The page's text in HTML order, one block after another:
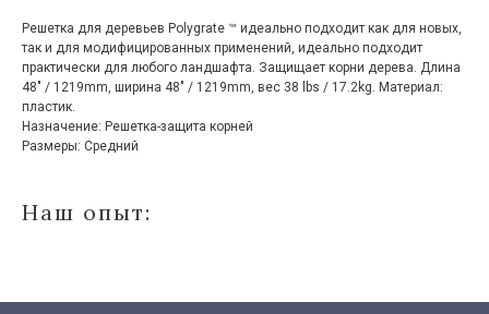
Решетка для деревьев Polygrate ™ идеально подходит как для новых,
так и для модифицированных применений, идеально подходит
практически для любого ландшафта. Защищает корни дерева. Длина
48″ / 1219mm, ширина 48″ / 1219mm, вес 38 lbs / 17.2kg. Материал:
пластик.
Назначение: Решетка-защита корней
Размеры: Средний
Наш опыт: